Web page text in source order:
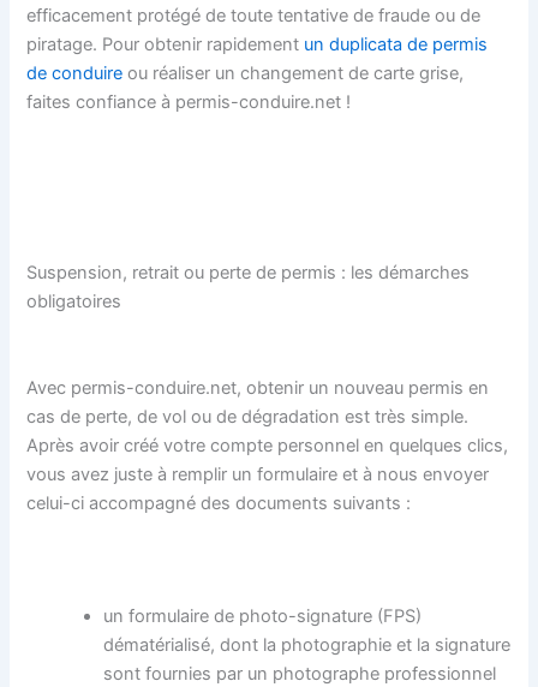
efficacement protégé de toute tentative de fraude ou de
piratage. Pour obtenir rapidement un duplicata de permis
de conduire ou réaliser un changement de carte grise,
faites confiance à permis-conduire.net !
Suspension, retrait ou perte de permis : les démarches
obligatoires
Avec permis-conduire.net, obtenir un nouveau permis en
cas de perte, de vol ou de dégradation est très simple.
Après avoir créé votre compte personnel en quelques clics,
vous avez juste à remplir un formulaire et à nous envoyer
celui-ci accompagné des documents suivants :
un formulaire de photo-signature (FPS)
dématérialisé, dont la photographie et la signature
sont fournies par un photographe professionnel